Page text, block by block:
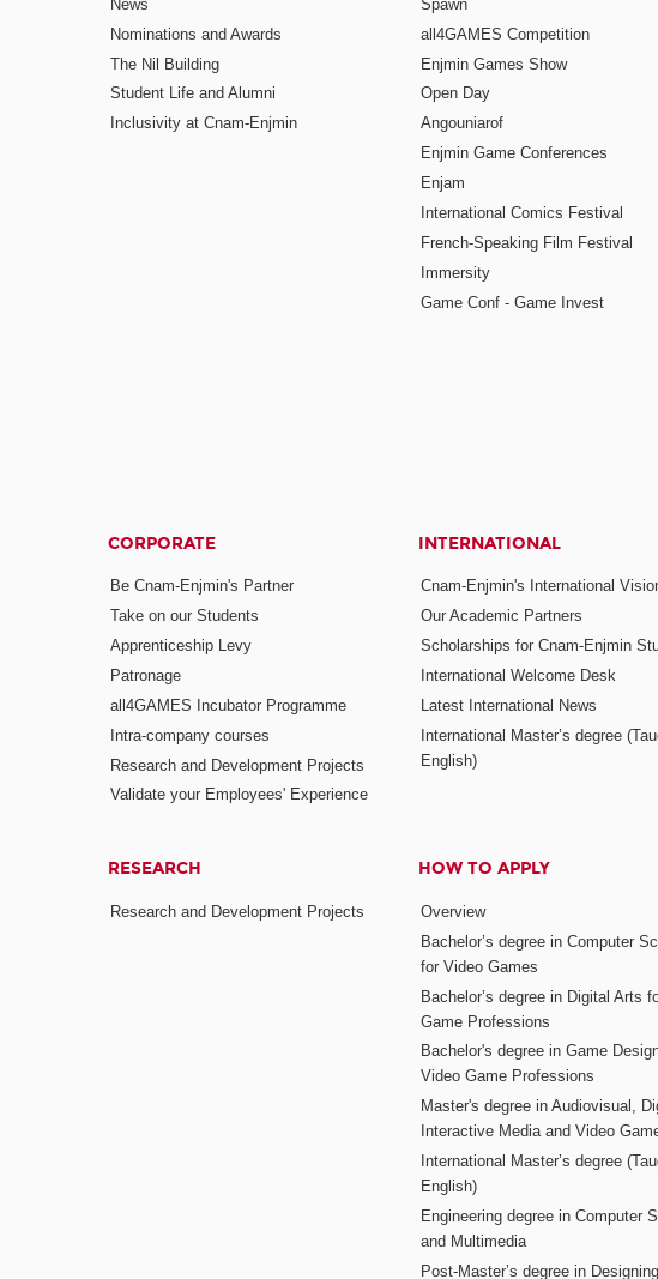
News
Nominations and Awards
The Nil Building
Student Life and Alumni
Inclusivity at Cnam-Enjmin
Spawn
all4GAMES Competition
Enjmin Games Show
Open Day
Angouniarof
Enjmin Game Conferences
Enjam
International Comics Festival
French-Speaking Film Festival
Immersity
Game Conf - Game Invest
CORPORATE
Be Cnam-Enjmin's Partner
Take on our Students
Apprenticeship Levy
Patronage
all4GAMES Incubator Programme
Intra-company courses
Research and Development Projects
Validate your Employees' Experience
INTERNATIONAL
Cnam-Enjmin's International
Our Academic Partners
Scholarships for Cnam-Enjmin
International Welcome Desk
Latest International News
International Master’s degree
English)
RESEARCH
Research and Development Projects
HOW TO APPLY
Overview
Bachelor’s degree in Computer
for Video Games
Bachelor’s degree in Digital Arts
Game Professions
Bachelor's degree in Game
Video Game Professions
Master's degree in Audiovisual,
Interactive Media and Video
International Master’s degree
English)
Engineering degree in Computer
and Multimedia
Post-Master’s degree in